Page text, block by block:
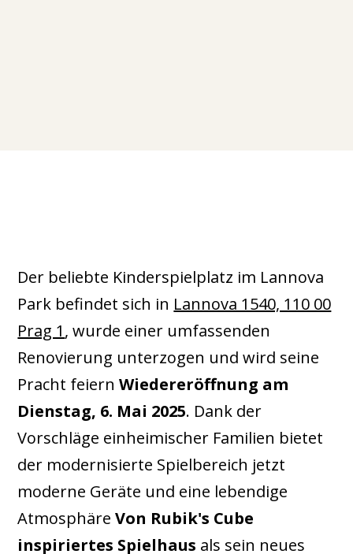
Der beliebte Kinderspielplatz im Lannova
Park befindet sich in Lannova 1540, 110 00
Prag 1, wurde einer umfassenden
Renovierung unterzogen und wird seine
Pracht feiernWiedereröffnung am
Dienstag, 6. Mai 2025. Dank der
Vorschläge einheimischer Familien bietet
der modernisierte Spielbereich jetzt
moderne Geräte und eine lebendige
AtmosphäreVon Rubik's Cube
inspiriertes Spielhaus als sein neues